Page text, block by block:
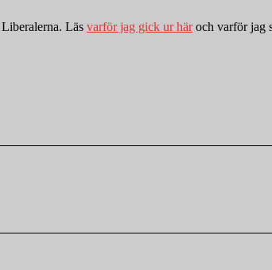
Läs varför jag gick ur häroch varför jag